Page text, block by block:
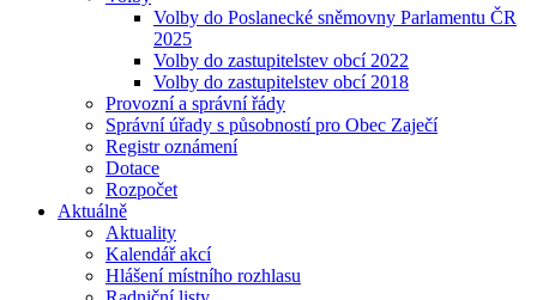
Volby do Poslanecké sněmovny Parlamentu ČR
2025
Volby do zastupitelstev obcí 2022
Volby do zastupitelstev obcí 2018
Provozní a správní řády
Správní úřady s působností pro Obec Zaječí
Registr oznámení
Dotace
Rozpočet
Aktuálně
Aktuality
Kalendář akcí
Hlášení místního rozhlasu